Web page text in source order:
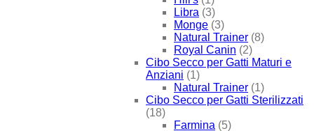
Libra (3)
Monge (3)
Natural Trainer (8)
Royal Canin (2)
Cibo Secco per Gatti Maturi e
Anziani (1)
Natural Trainer (1)
Cibo Secco per Gatti Sterilizzati
(18)
Farmina (5)